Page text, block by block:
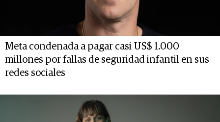
Meta condenada a pagar casi US$ 1.000
millones por fallas de seguridad infantil en sus
redes sociales